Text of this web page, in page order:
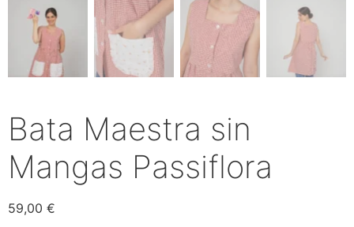
Bata Maestra sin
Mangas Passiflora
59,00 €